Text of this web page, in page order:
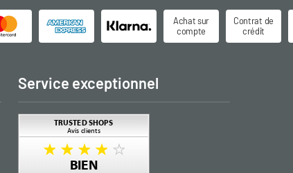
Achat sur
compte
Contrat de
crédit
Service exceptionnel